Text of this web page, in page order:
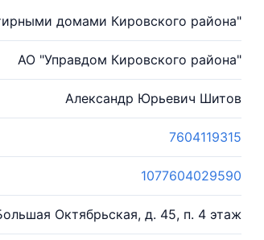
домами Кировского района"
АО "Управдом Кировского района"
Александр Юрьевич Шитов
7604119315
1077604029590
Октябрьская, д. 45, п. 4 этаж